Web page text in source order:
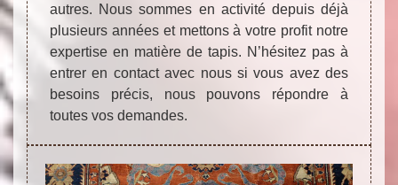
autres. Nous sommes en activité depuis déjà
plusieurs années et mettons à votre profit notre
expertise en matière de tapis. N’hésitez pas à
entrer en contact avec nous si vous avez des
besoins précis, nous pouvons répondre à
toutes vos demandes.